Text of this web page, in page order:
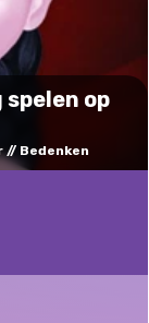
spelen op
Bedenken